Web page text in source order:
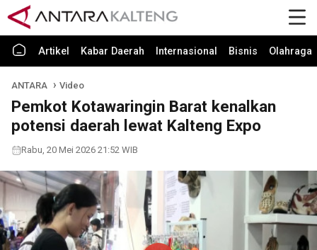
Artikel Kabar Daerah Internasional Bisnis Olahraga
ANTARA Video
Pemkot Kotawaringin Barat kenalkan
potensi daerah lewat Kalteng Expo
Rabu, 20 Mei 2026 21:52 WIB